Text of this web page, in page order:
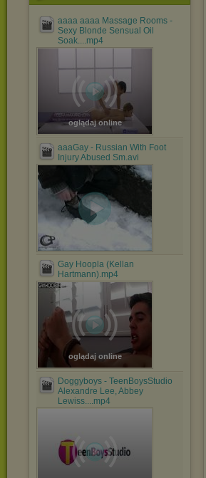
aaaa aaaa Massage Rooms -
Sexy Blonde Sensual Oil
Soak....mp4
oglądaj online
aaaGay - Russian With Foot
Injury Abused Sm.avi
Gay Hoopla (Kellan
Hartmann).mp4
oglądaj online
Doggyboys - TeenBoysStudio
Alexandre Lee, Abbey
Lewiss....mp4